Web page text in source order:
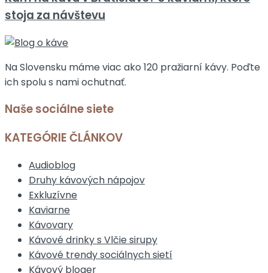
stoja za návštevu
Na Slovensku máme viac ako 120 pražiarní kávy. Poďte
ich spolu s nami ochutnať.
Naše sociálne siete
KATEGÓRIE ČLÁNKOV
Audioblog
Druhy kávových nápojov
Exkluzívne
Kaviarne
Kávovary
Kávové drinky s Vlčie sirupy
Kávové trendy sociálnych sietí
Kávový bloger